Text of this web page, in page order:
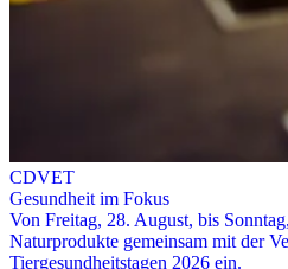
CDVET
Gesundheit im Fokus
Von Freitag, 28. August, bis
Naturprodukte gemeinsam mit der
Tiergesundheitstagen 2026 ein.